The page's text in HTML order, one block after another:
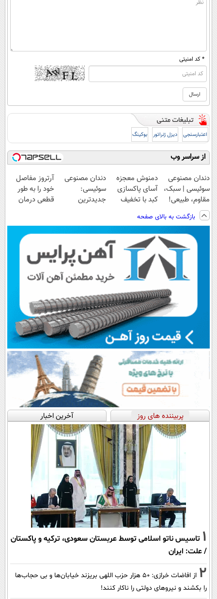
* کد امنیتی
اعتبارسنجی دیزل ژنراتور بوکینگ
از سراسر وب
دندان مصنوعی
سوئیسی | سبک،
مقاوم، طبیعی!
ویزیت
رایگان+پرداخت
اقساطی😍
دمنوش معجزه
آسای پاکسازی
کبد با تخفیف
دندان مصنوعی
سوئیسی:
جدیدترین
پرداخت قسطی
آرتروز مفاصل
خود را به طور
قطعی درمان
بازگشت به بالای صفحه
پربیننده های روز آخرین اخبار
1 تاسیس ناتو اسلامی توسط عربستان سعودی، ترکیه و پاکستان
/ علت: ایران
2
از افاضات خرازی: ۵۰ هزار حزب اللهی بریزند خیابان‌ها و بی حجاب‌ها
را بکشند و نیرو‌های دولتی را ناکار کنند!